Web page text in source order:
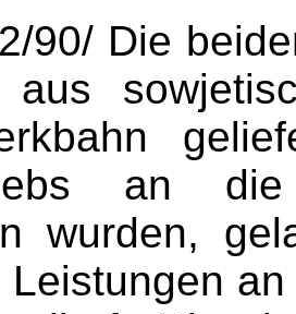
90/ Die
an die
wurden,
Leistungen